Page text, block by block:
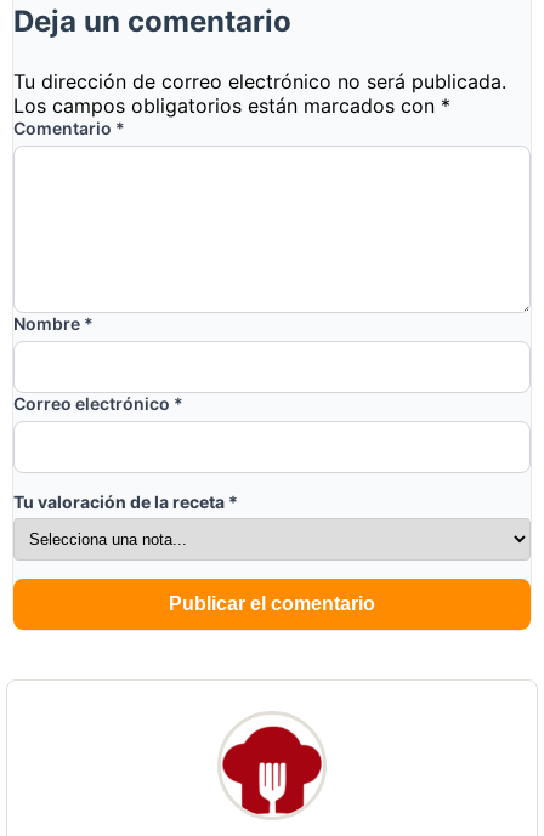
Deja un comentario
Tu dirección de correo electrónico no será publicada.
Los campos obligatorios están marcados con *
Comentario *
Nombre *
Correo electrónico *
Tu valoración de la receta *